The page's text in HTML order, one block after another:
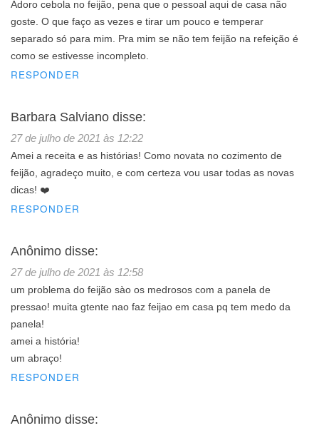
Adoro cebola no feijão, pena que o pessoal aqui de casa não
goste. O que faço as vezes e tirar um pouco e temperar
separado só para mim. Pra mim se não tem feijão na refeição é
como se estivesse incompleto.
RESPONDER
Barbara Salviano disse:
27 de julho de 2021 às 12:22
Amei a receita e as histórias! Como novata no cozimento de
feijão, agradeço muito, e com certeza vou usar todas as novas
dicas! ❤️
RESPONDER
Anônimo disse:
27 de julho de 2021 às 12:58
um problema do feijão sào os medrosos com a panela de
pressao! muita gtente nao faz feijao em casa pq tem medo da
panela!
amei a história!
um abraço!
RESPONDER
Anônimo disse: